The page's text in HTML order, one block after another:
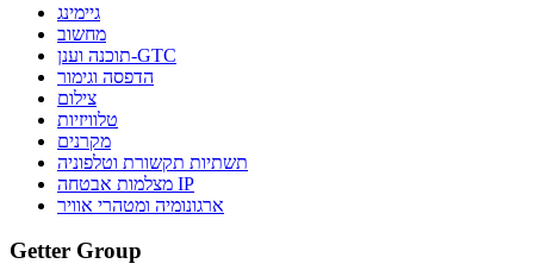
גיימינג
מחשוב
תוכנה וענן-GTC
הדפסה וגימור
צילום
טלוויזיות
מקרנים
תשתיות תקשורת וטלפוניה
מצלמות אבטחה IP
ארגונומיה ומטהרי אוויר
Getter Group